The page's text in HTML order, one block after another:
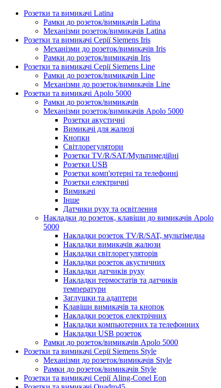
Розетки та вимикачі Latina
Рамки до розеток/вимикачів Latina
Механізми розеток/вимикачів Latina
Розетки та вимикачі Серії Siemens Iris
Механізми до розеток/вимикачів Iris
Рамки до розеток/вимикачів Iris
Розетки та вимикачі Серії Siemens Line
Рамки до розеток/вимикачів Line
Механізми до розеток/вимикачів Line
Розетки та вимикачі Apolo 5000
Рамки до розеток/вимикачів
Механізми розеток/вимикачів Apolo 5000
Розетки акустичні
Вимикачі для жалюзі
Кнопки
Світлорегулятори
Розетки TV/R/SAT/Мультимедійні
Розетки USB
Розетки комп'ютерні та телефонні
Розетки електричні
Вимикачі
Інше
Датчики руху та освітлення
Накладки до розеток, клавіши до вимикачів Apolo
5000
Накладки розеток TV/R/SAT, мультімедиа
Накладки вимикачів жалюзи
Накладки світлорегуляторів
Накладки розеток акустичних
Накладки датчиків руху
Накладки термостатів та датчиків
температури
Заглушки та адаптери
Клавіши вимикачів та кнопок
Накладки розеток електрічних
Накладки компьютерних та телефонних
Накладки USB розеток
Рамки до розеток/вимикачів Apolo 5000
Розетки та вимикачі Серії Siemens Style
Механізми до розеток/вимикачів Style
Рамки до розеток/вимикачів Style
Розетки та вимикачі Серії Aling-Conel Eon